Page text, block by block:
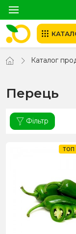
Каталог
Перець
Фільтр
ТОП